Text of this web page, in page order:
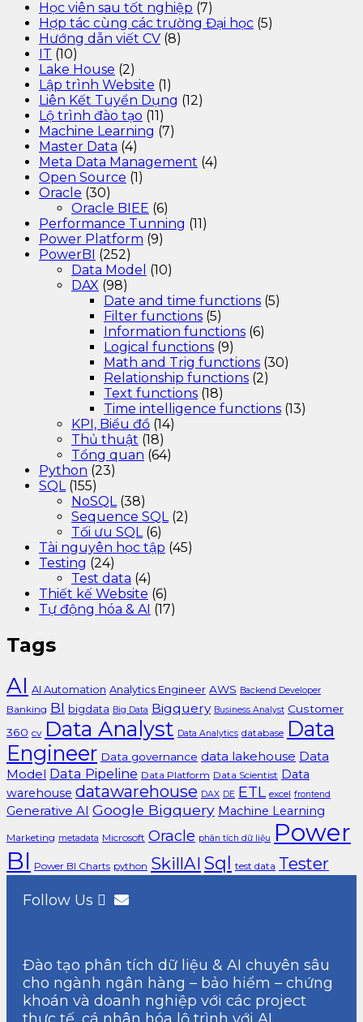
Học viên sau tốt nghiệp (7)
Hợp tác cùng các trường Đại học (5)
Hướng dẫn viết CV (8)
IT (10)
Lake House (2)
Lập trình Website (1)
Liên Kết Tuyển Dụng (12)
Lộ trình đào tạo (11)
Machine Learning (7)
Master Data (4)
Meta Data Management (4)
Open Source (1)
Oracle (30)
Oracle BIEE (6)
Performance Tunning (11)
Power Platform (9)
PowerBI (252)
Data Model (10)
DAX (98)
Date and time functions (5)
Filter functions (5)
Information functions (6)
Logical functions (9)
Math and Trig functions (30)
Relationship functions (2)
Text functions (18)
Time intelligence functions (13)
KPI, Biểu đồ (14)
Thủ thuật (18)
Tổng quan (64)
Python (23)
SQL(155)
NoSQL(38)
Sequence SQL(2)
Tối ưu SQL(6)
Tài nguyên học tập (45)
Testing (24)
Test data (4)
Thiết kế Website (6)
Tự động hóa & AI (17)
Tags
AI AI Automation Analytics Engineer AWS Backend Developer
Banking BI bigdata Big Data Bigquery Business Analyst Customer
360 cv Data Analyst Data Analytics database Data
Engineer Data governance data lakehouse Data
Model Data Pipeline Data Platform Data Scientist Data
warehouse datawarehouse DAX DE ETL excel frontend
Generative AI Google Bigquery Machine Learning
Marketing metadata Microsoft Oracle phân tích dữ liệu
Power
BI Power BI Charts python SkillAI Sql test data Tester
Follow Us
Đào tạo phân tích dữ liệu & AI chuyên sâu
cho ngành ngân hàng – bảo hiểm – chứng
khoán và doanh nghiệp với các project